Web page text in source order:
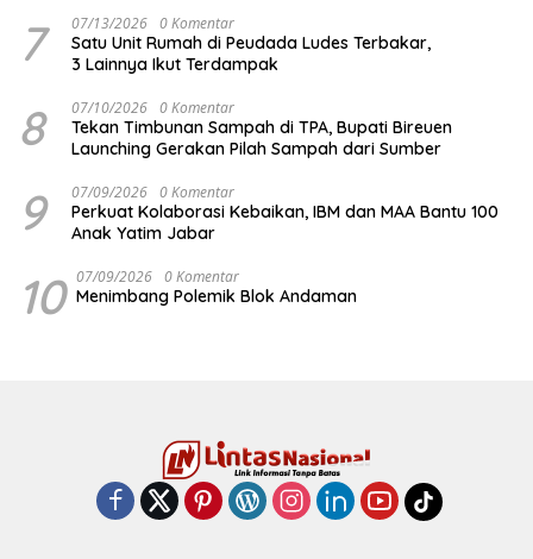
7 07/13/2026 0 Komentar
Satu Unit Rumah di Peudada Ludes Terbakar,
3 Lainnya Ikut Terdampak
8 07/10/2026 0 Komentar
Tekan Timbunan Sampah di TPA, Bupati Bireuen
Launching Gerakan Pilah Sampah dari Sumber
9 07/09/2026 0 Komentar
Perkuat Kolaborasi Kebaikan, IBM dan MAA Bantu 100
Anak Yatim Jabar
10 07/09/2026 0 Komentar
Menimbang Polemik Blok Andaman